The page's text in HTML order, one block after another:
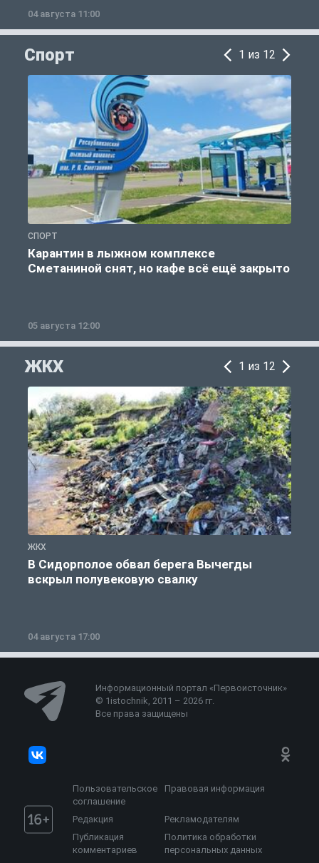
04 августа 11:00
Спорт 1 из 12
СПОРТ
Карантин в лыжном комплексе
Сметаниной снят, но кафе всё ещё закрыто
05 августа 12:00
ЖКХ 1 из 12
ЖКХ
В Сидорполое обвал берега Вычегды
вскрыл полувековую свалку
04 августа 17:00
Информационный портал «Первоисточник»
© 1istochnik, 2011 – 2026 гг.
Все права защищены
Пользовательское
соглашение
Правовая информация
Редакция
Рекламодателям
Публикация
комментариев
Политика обработки
персональных данных